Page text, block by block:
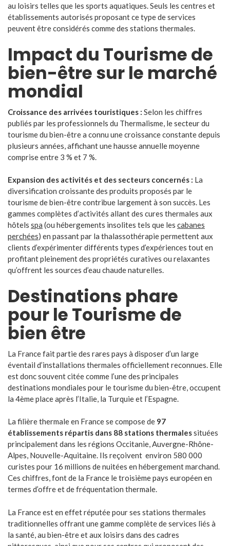
au loisirs telles que les sports aquatiques. Seuls les centres et
établissements autorisés proposant ce type de services
peuvent être considérés comme des stations thermales.
Impact du Tourisme de
bien-être sur le marché
mondial
Croissance des arrivées touristiques : Selon les chiffres
publiés par les professionnels du Thermalisme, le secteur du
tourisme du bien-être a connu une croissance constante depuis
plusieurs années, affichant une hausse annuelle moyenne
comprise entre 3 % et 7 %.
Expansion des activités et des secteurs concernés : La
diversification croissante des produits proposés par le
tourisme de bien-être contribue largement à son succès. Les
gammes complètes d’activités allant des cures thermales aux
hôtels spa (ou hébergements insolites tels que les cabanes
perchées) en passant par la thalassothérapie permettent aux
clients d’expérimenter différents types d’expériences tout en
profitant pleinement des propriétés curatives ou relaxantes
qu’offrent les sources d’eau chaude naturelles.
Destinations phare
pour le Tourisme de
bien être
La France fait partie des rares pays à disposer d’un large
éventail d’installations thermales officiellement reconnues. Elle
est donc souvent citée comme l’une des principales
destinations mondiales pour le tourisme du bien-être, occupent
la 4ème place après l’Italie, la Turquie et l’Espagne.
La filière thermale en France se compose de 97
établissements répartis dans 88 stations thermalessituées
principalement dans les régions Occitanie, Auvergne-Rhône-
Alpes, Nouvelle-Aquitaine. Ils reçoivent environ 580 000
curistes pour 16 millions de nuitées en hébergement marchand.
Ces chiffres, font de la France le troisième pays européen en
termes d’offre et de fréquentation thermale.
La France est en effet réputée pour ses stations thermales
traditionnelles offrant une gamme complète de services liés à
la santé, au bien-être et aux loisirs dans des cadres